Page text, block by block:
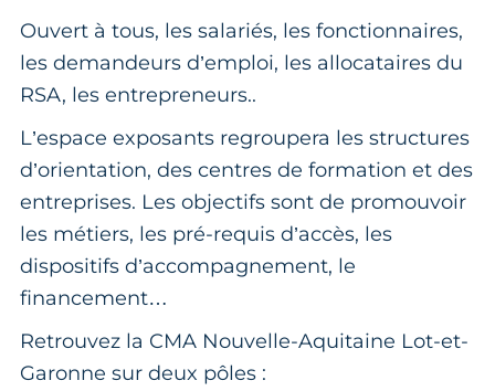
Ouvert à tous, les salariés, les fonctionnaires,
les demandeurs d’emploi, les allocataires du
RSA, les entrepreneurs..
L’espace exposants regroupera les structures
d’orientation, des centres de formation et des
entreprises. Les objectifs sont de promouvoir
les métiers, les pré-requis d’accès, les
dispositifs d’accompagnement, le
financement…
Retrouvez la CMA Nouvelle-Aquitaine Lot-et-
Garonne sur deux pôles :